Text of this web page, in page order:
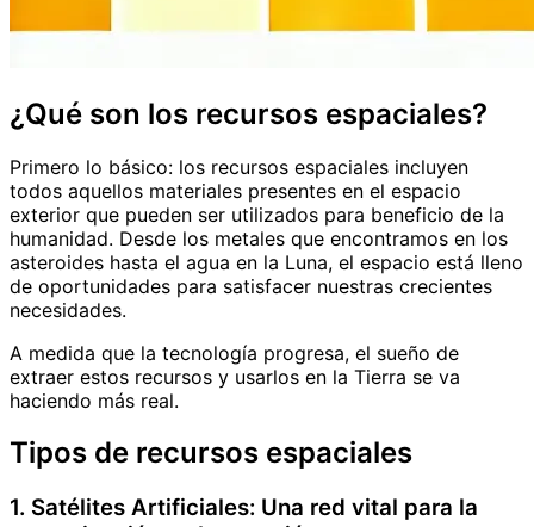
¿Qué son los recursos espaciales?
Primero lo básico: los recursos espaciales incluyen
todos aquellos materiales presentes en el espacio
exterior que pueden ser utilizados para beneficio de la
humanidad. Desde los metales que encontramos en los
asteroides hasta el agua en la Luna, el espacio está lleno
de oportunidades para satisfacer nuestras crecientes
necesidades.
A medida que la tecnología progresa, el sueño de
extraer estos recursos y usarlos en la Tierra se va
haciendo más real.
Tipos de recursos espaciales
1. Satélites Artificiales: Una red vital para la